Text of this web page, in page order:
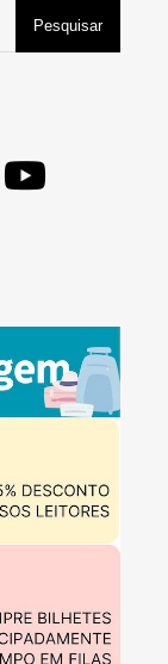
Pesquisar